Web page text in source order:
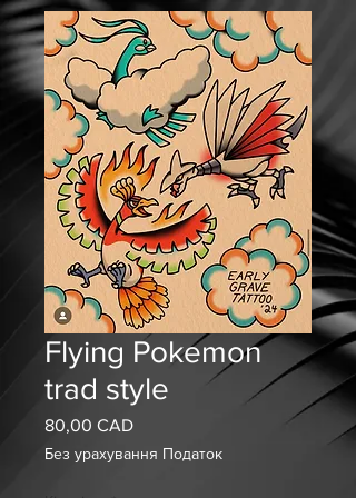
Flying Pokemon
trad style
80,00 CADЦіна
Без урахування Податок